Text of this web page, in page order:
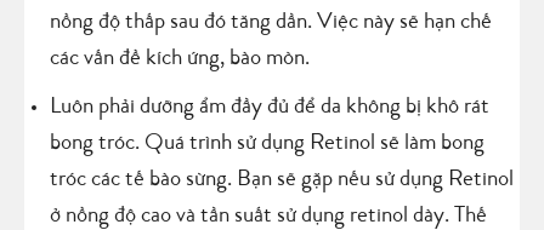
nồng độ thấp sau đó tăng dần. Việc này sẽ hạn chế
các vấn đề kích ứng, bào mòn.
Luôn phải dưỡng ẩm đầy đủ để da không bị khô rát
bong tróc. Quá trình sử dụng Retinol sẽ làm bong
tróc các tế bào sừng. Bạn sẽ gặp nếu sử dụng Retinol
ở nồng độ cao và tần suất sử dụng retinol dày. Thế